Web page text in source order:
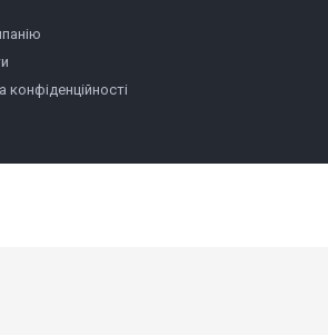
конфіденційності